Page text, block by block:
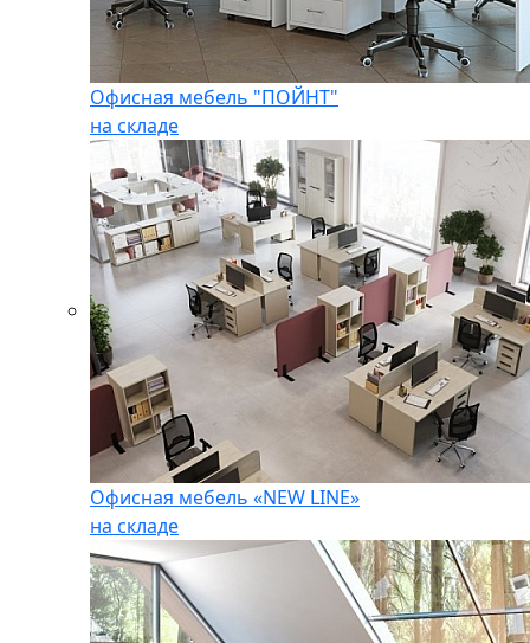
Офисная мебель "ПОЙНТ"
на складе
Офисная мебель «NEW LINE»
на складе